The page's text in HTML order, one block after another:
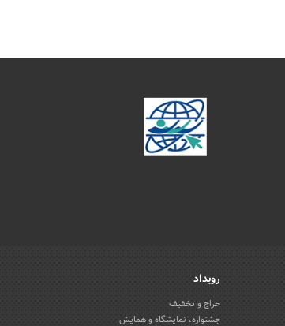
رویداد
حراج و تخفیف
جشنواره، نمایشگاه و همایش